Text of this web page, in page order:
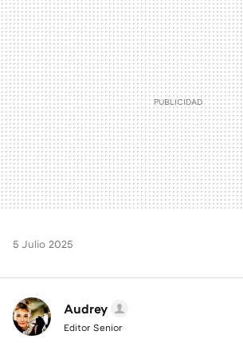
MAIL
5 Julio 2025
Audrey
Editor Senior